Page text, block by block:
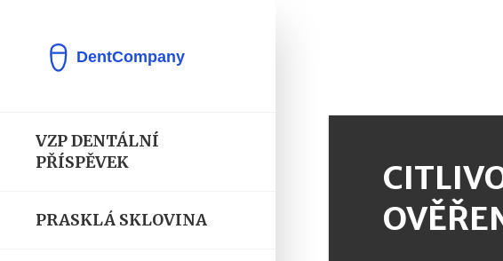
VZP DENTÁLNÍ
PŘÍSPĚVEK
PRASKLÁ SKLOVINA